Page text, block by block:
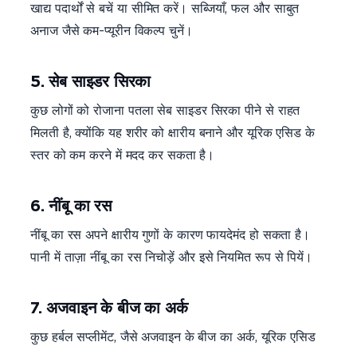
खाद्य पदार्थों से बचें या सीमित करें। सब्जियाँ, फल और साबुत
अनाज जैसे कम-प्यूरीन विकल्प चुनें।
5. सेब साइडर सिरका
कुछ लोगों को रोजाना पतला सेब साइडर सिरका पीने से राहत
मिलती है, क्योंकि यह शरीर को क्षारीय बनाने और यूरिक एसिड के
स्तर को कम करने में मदद कर सकता है।
6. नींबू का रस
नींबू का रस अपने क्षारीय गुणों के कारण फायदेमंद हो सकता है।
पानी में ताज़ा नींबू का रस निचोड़ें और इसे नियमित रूप से पियें।
7. अजवाइन के बीज का अर्क
कुछ हर्बल सप्लीमेंट, जैसे अजवाइन के बीज का अर्क, यूरिक एसिड